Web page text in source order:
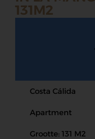
131M2
Costa Cálida
Apartment
Grootte: 131 M2